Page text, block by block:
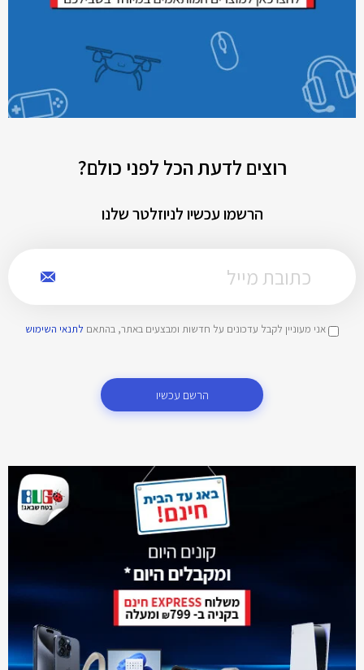
רוצים לדעת הכל לפני כולם?
הרשמו עכשיו לניוזלטר שלנו
אני מעוניין לקבל עדכונים על חדשות ומבצעים באתר, בהתאם לתנאי השימוש
הרשם עכשיו